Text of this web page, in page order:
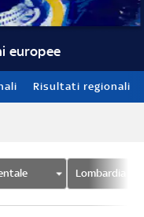
europee
Risultati regionali
Lombardia